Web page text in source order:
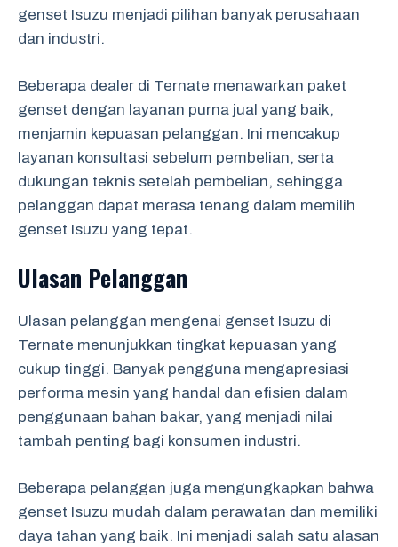
genset Isuzu menjadi pilihan banyak perusahaan
dan industri.
Beberapa dealer di Ternate menawarkan paket
genset dengan layanan purna jual yang baik,
menjamin kepuasan pelanggan. Ini mencakup
layanan konsultasi sebelum pembelian, serta
dukungan teknis setelah pembelian, sehingga
pelanggan dapat merasa tenang dalam memilih
genset Isuzu yang tepat.
Ulasan Pelanggan
Ulasan pelanggan mengenai genset Isuzu di
Ternate menunjukkan tingkat kepuasan yang
cukup tinggi. Banyak pengguna mengapresiasi
performa mesin yang handal dan efisien dalam
penggunaan bahan bakar, yang menjadi nilai
tambah penting bagi konsumen industri.
Beberapa pelanggan juga mengungkapkan bahwa
genset Isuzu mudah dalam perawatan dan memiliki
daya tahan yang baik. Ini menjadi salah satu alasan